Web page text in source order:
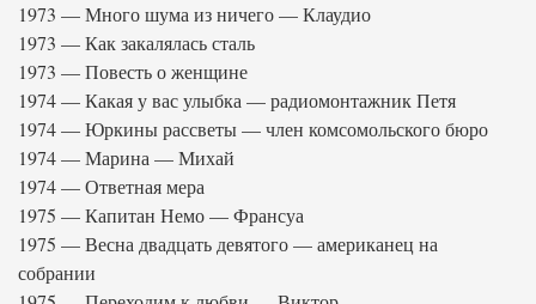
1973 — Много шума из ничего — Клаудио
1973 — Как закалялась сталь
1973 — Повесть о женщине
1974 — Какая у вас улыбка — радиомонтажник Петя
1974 — Юркины рассветы — член комсомольского бюро
1974 — Марина — Михай
1974 — Ответная мера
1975 — Капитан Немо — Франсуа
1975 — Весна двадцать девятого — американец на
собрании